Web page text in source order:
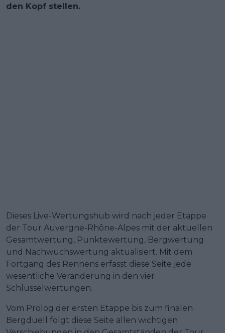
den Kopf stellen.
Dieses Live-Wertungshub wird nach jeder Etappe
der Tour Auvergne-Rhône-Alpes mit der aktuellen
Gesamtwertung, Punktewertung, Bergwertung
und Nachwuchswertung aktualisiert. Mit dem
Fortgang des Rennens erfasst diese Seite jede
wesentliche Veränderung in den vier
Schlüsselwertungen.
Vom Prolog der ersten Etappe bis zum finalen
Bergduell folgt diese Seite allen wichtigen